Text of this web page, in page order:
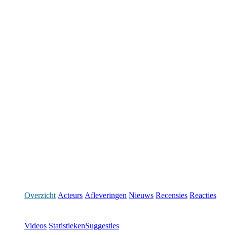
Overzicht Acteurs Afleveringen Nieuws Recensies Reacties
Videos StatistiekenSuggesties